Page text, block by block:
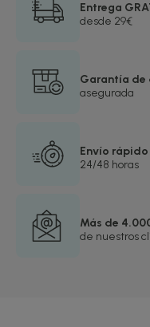
Entrega
desde 29€
Garantía de
asegurada
Envío rápido
24/48 horas
Más de
de nuestros